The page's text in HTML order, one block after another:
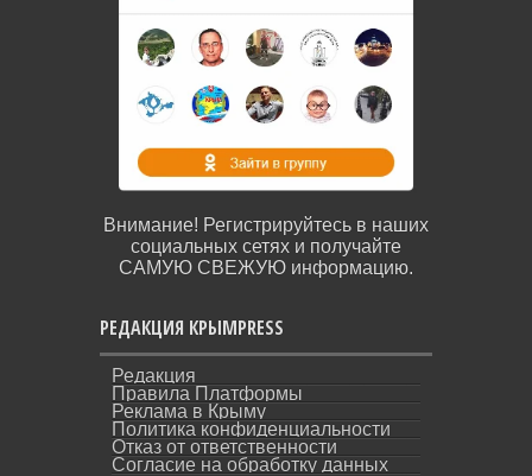
Внимание! Регистрируйтесь в наших
социальных сетях и получайте
САМУЮ СВЕЖУЮ информацию.
РЕДАКЦИЯ КРЫМPRESS
Редакция
Правила Платформы
Реклама в Крыму
Политика конфиденциальности
Отказ от ответственности
Согласие на обработку данных